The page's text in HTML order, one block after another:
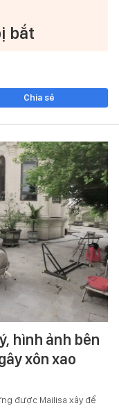
bắt
Chia sẻ
hình ảnh bên
xôn xao
được Mailisa xây để